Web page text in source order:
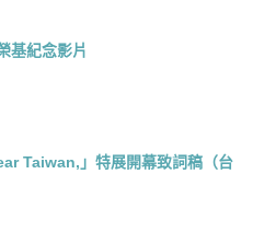
基紀念影片
Taiwan,」特展開幕致詞稿（台